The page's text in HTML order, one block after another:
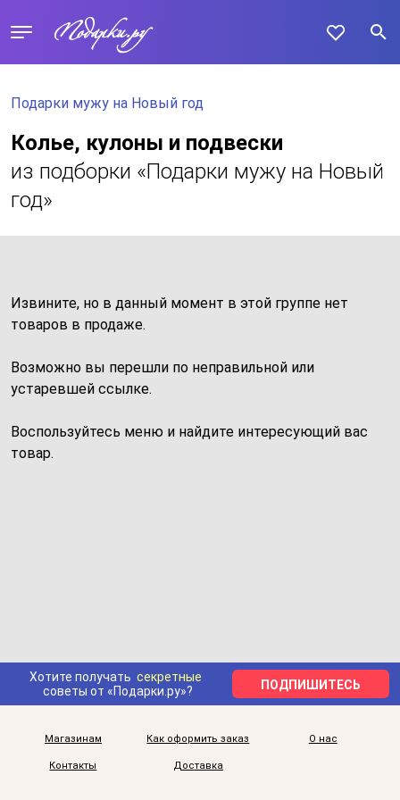
Подарки мужу на Новый год
Колье, кулоны и подвески
из подборки «Подарки мужу на Новый
год»
Извините, но в данный момент в этой группе нет
товаров в продаже.
Возможно вы перешли по неправильной или
устаревшей ссылке.
Воспользуйтесь меню и найдите интересующий вас
товар.
Хотите получать секретные
советы от «Подарки.ру»?
ПОДПИШИТЕСЬ
Магазинам Как оформить заказ О нас
Контакты Доставка